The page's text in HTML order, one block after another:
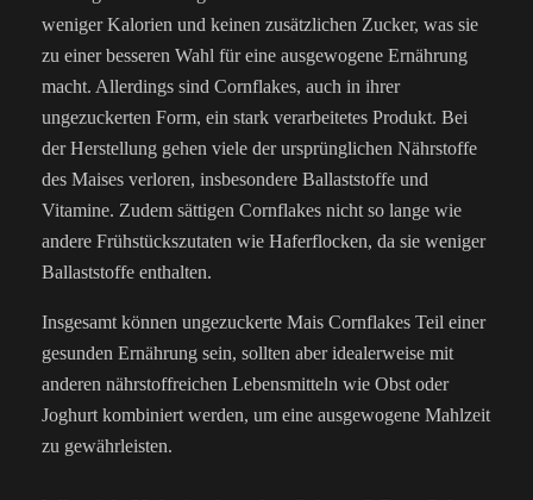
weniger Kalorien und keinen zusätzlichen Zucker, was sie
zu einer besseren Wahl für eine ausgewogene Ernährung
macht. Allerdings sind Cornflakes, auch in ihrer
ungezuckerten Form, ein stark verarbeitetes Produkt. Bei
der Herstellung gehen viele der ursprünglichen Nährstoffe
des Maises verloren, insbesondere Ballaststoffe und
Vitamine. Zudem sättigen Cornflakes nicht so lange wie
andere Frühstückszutaten wie Haferflocken, da sie weniger
Ballaststoffe enthalten.
Insgesamt können ungezuckerte Mais Cornflakes Teil einer
gesunden Ernährung sein, sollten aber idealerweise mit
anderen nährstoffreichen Lebensmitteln wie Obst oder
Joghurt kombiniert werden, um eine ausgewogene Mahlzeit
zu gewährleisten.